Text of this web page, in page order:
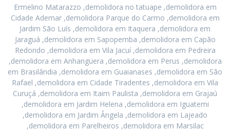
Ermelino Matarazzo ,demolidora no tatuape ,demolidora em
Cidade Ademar ,demolidora Parque do Carmo ,demolidora em
Jardim São Luís ,demolidora em Itaquera ,demolidora em
Jaraguá ,demolidora em Sapopemba ,demolidora em Capão
Redondo ,demolidora em Vila Jacuí ,demolidora em Pedreira
,demolidora em Anhangüera ,demolidora em Perus ,demolidora
em Brasilândia ,demolidora em Guaianases ,demolidora em São
Rafael ,demolidora em Cidade Tiradentes ,demolidora em Vila
Curuçá ,demolidora em Itaim Paulista ,demolidora em Grajaú
,demolidora em Jardim Helena ,demolidora em Iguatemi
,demolidora em Jardim Ângela ,demolidora em Lajeado
,demolidora em Parelheiros ,demolidora em Marsilac